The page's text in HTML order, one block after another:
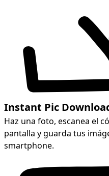
Instant Pic
Haz una foto, escanea el
pantalla y guarda tus
smartphone.